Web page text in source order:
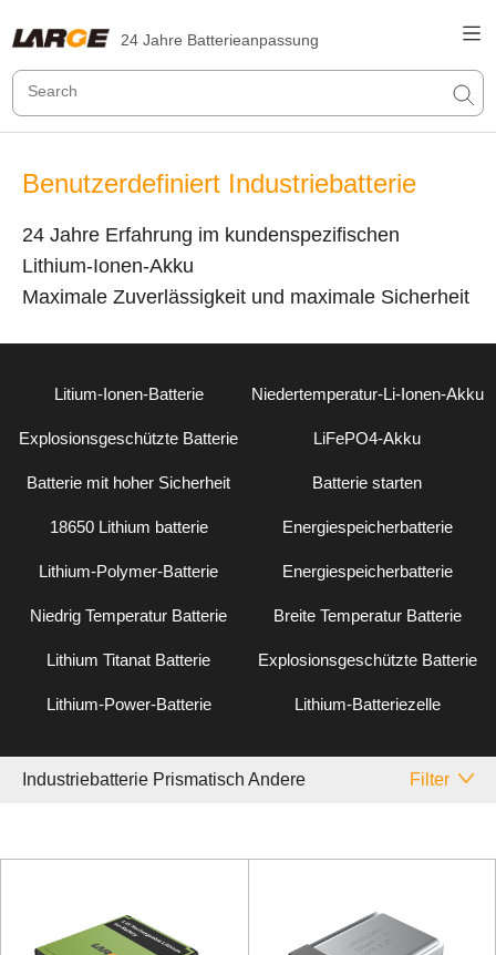
24 Jahre Batterieanpassung
Benutzerdefiniert Industriebatterie
24 Jahre Erfahrung im kundenspezifischen
Lithium-Ionen-Akku
Maximale Zuverlässigkeit und maximale Sicherheit
Litium-Ionen-Batterie Niedertemperatur-Li-Ionen-Akku
Explosionsgeschützte Batterie LiFePO4-Akku
Batterie mit hoher Sicherheit Batterie starten
18650 Lithium batterie Energiespeicherbatterie
Lithium-Polymer-Batterie Energiespeicherbatterie
Niedrig Temperatur Batterie Breite Temperatur Batterie
Lithium Titanat Batterie Explosionsgeschützte Batterie
Lithium-Power-Batterie Lithium-Batteriezelle
Industriebatterie Prismatisch Andere Filter